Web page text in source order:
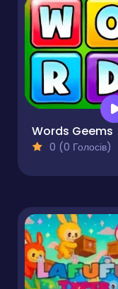
Words Geems
0 (0 Голосів)